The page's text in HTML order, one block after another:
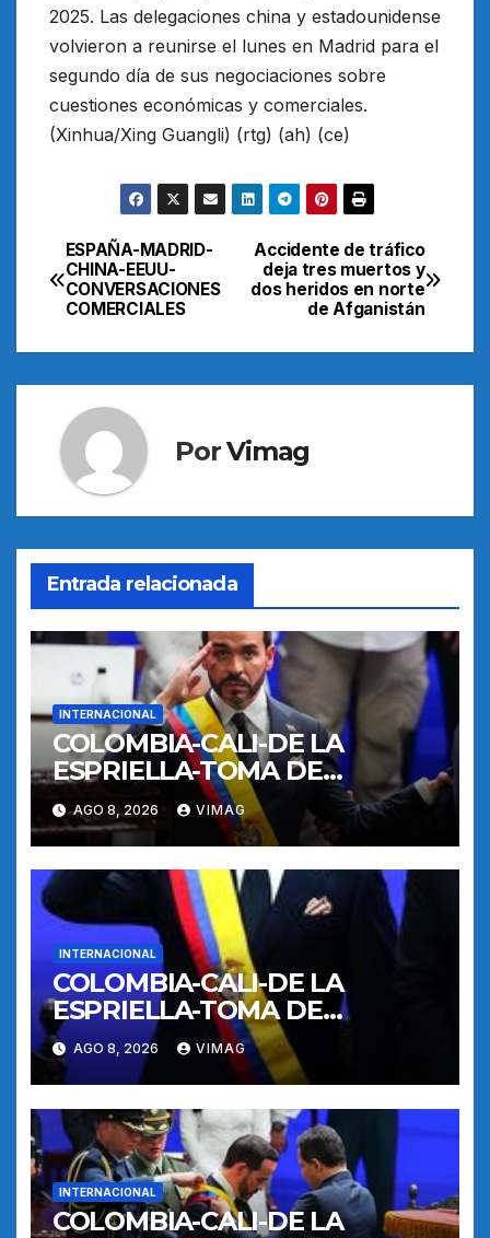
2025. Las delegaciones china y estadounidense
volvieron a reunirse el lunes en Madrid para el
segundo día de sus negociaciones sobre
cuestiones económicas y comerciales.
(Xinhua/Xing Guangli) (rtg) (ah) (ce)
Navegación
de
entradas
Accidente de tráfico
deja tres muertos y
dos heridos en norte
de Afganistán
ESPAÑA-MADRID-
CHINA-EEUU-
CONVERSACIONES
COMERCIALES
PorVimag
Entrada relacionada
INTERNACIONAL
COLOMBIA-CALI-DE LA
ESPRIELLA-TOMA DE
POSESION
AGO 8, 2026 VIMAG
INTERNACIONAL
COLOMBIA-CALI-DE LA
ESPRIELLA-TOMA DE
POSESION
AGO 8, 2026 VIMAG
INTERNACIONAL
COLOMBIA-CALI-DE LA